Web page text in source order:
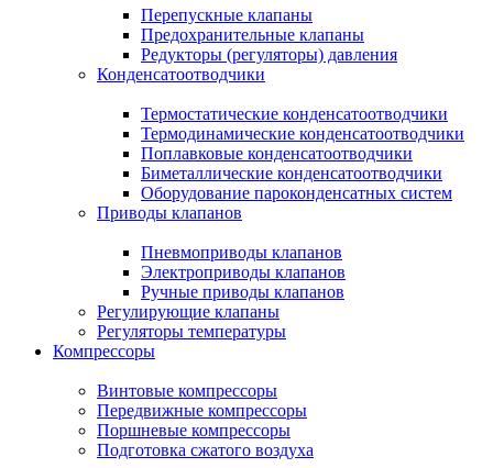
Перепускные клапаны
Предохранительные клапаны
Редукторы (регуляторы) давления
Конденсатоотводчики
Термостатические конденсатоотводчики
Термодинамические конденсатоотводчики
Поплавковые конденсатоотводчики
Биметаллические конденсатоотводчики
Оборудование пароконденсатных систем
Приводы клапанов
Пневмоприводы клапанов
Электроприводы клапанов
Ручные приводы клапанов
Регулирующие клапаны
Регуляторы температуры
Компрессоры
Винтовые компрессоры
Передвижные компрессоры
Поршневые компрессоры
Подготовка сжатого воздуха